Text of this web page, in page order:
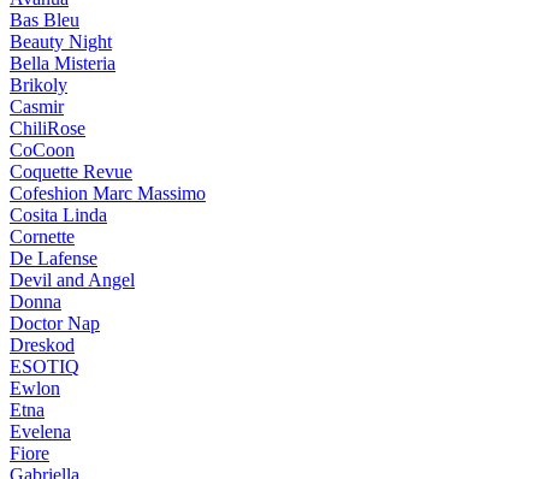
Bas Bleu
Beauty Night
Bella Misteria
Brikoly
Casmir
ChiliRose
CoCoon
Coquette Revue
Cofeshion Marc Massimo
Cosita Linda
Cornette
De Lafense
Devil and Angel
Donna
Doctor Nap
Dreskod
ESOTIQ
Ewlon
Etna
Evelena
Fiore
Gabriella